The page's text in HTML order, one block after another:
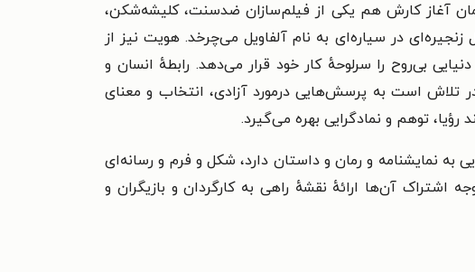
آغاز کارش هم یکی از فیلم‌سازان ضدسنت، کلیشه‌شکن،
در سیاره‌ای به نام آلفاویل می‌چرخد. هویت نیز از
بی‌روح را سرلوحهٔ کار خود قرار می‌دهد. رابطهٔ انسان و
در تلاش است به پرسش‌هایی درمورد آزادی، انتخاب و معنای
توهم و نمادگرایی بهره می‌گیرد.
نمایشنامه و رمان و داستان دارد، شکل و فرم و رسانه‌ای
آن‌ها ارائهٔ نقشهٔ راهی به کارگردان و بازیگران و